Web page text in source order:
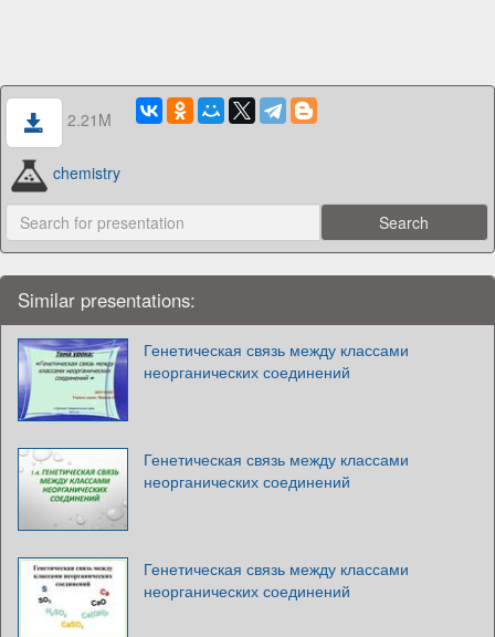
2.21M
chemistry
Similar presentations:
Генетическая связь между классами
неорганических соединений
Генетическая связь между классами
неорганических соединений
Генетическая связь между классами
неорганических соединений